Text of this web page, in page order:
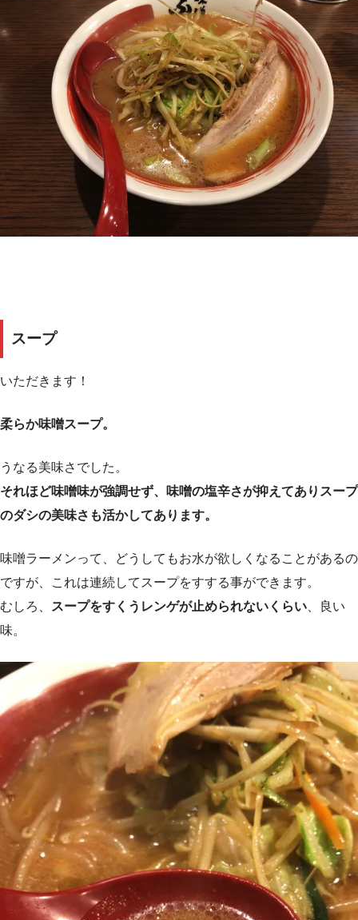
スープ
いただきます！
柔らか味噌スープ。
うなる美味さでした。
それほど味噌味が強調せず、味噌の塩辛さが抑えてありスープ
のダシの美味さも活かしてあります。
味噌ラーメンって、どうしてもお水が欲しくなることがあるの
ですが、これは連続してスープをすする事ができます。
むしろ、
スープをすくうレンゲが止められないくらい 、良い
味。